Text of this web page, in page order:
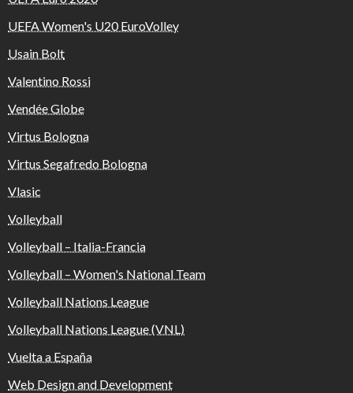
UEFA Women's U20 EuroVolley
Usain Bolt
Valentino Rossi
Vendée Globe
Virtus Bologna
Virtus Segafredo Bologna
Vlasic
Volleyball
Volleyball – Italia-Francia
Volleyball – Women's National Team
Volleyball Nations League
Volleyball Nations League (VNL)
Vuelta a España
Web Design and Development